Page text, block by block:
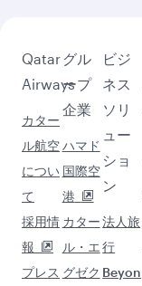
Qatar
Airways
カター
ル航空
につい
て
採用情
報
プレス
グル
ープ
企業
ハマド
国際空
港
カター
ル・エ
グゼク
ビジ
ネス
ソリ
ュー
ショ
ン
法人旅
行
Beyon